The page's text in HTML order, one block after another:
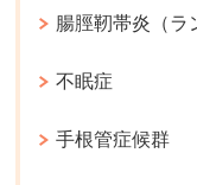
腸脛靭帯炎（ラ
不眠症
手根管症候群